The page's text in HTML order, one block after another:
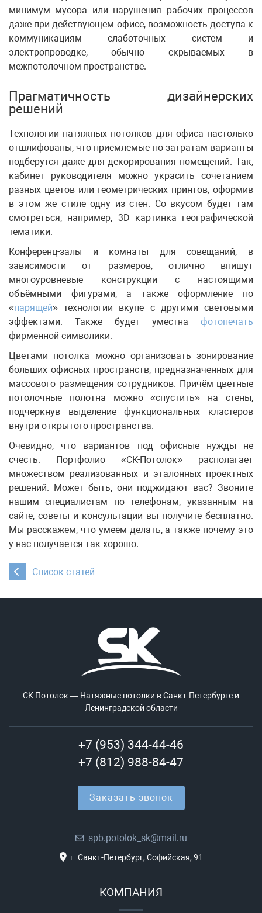
минимум мусора или нарушения рабочих процессов
даже при действующем офисе, возможность доступа к
коммуникациям слаботочных систем и
электропроводке, обычно скрываемых в
межпотолочном пространстве.
Прагматичность дизайнерских
решений
Технологии натяжных потолков для офиса настолько
отшлифованы, что приемлемые по затратам варианты
подберутся даже для декорирования помещений. Так,
кабинет руководителя можно украсить сочетанием
разных цветов или геометрических принтов, оформив
в этом же стиле одну из стен. Со вкусом будет там
смотреться, например, 3D картинка географической
тематики.
Конференц-залы и комнаты для совещаний, в
зависимости от размеров, отлично впишут
многоуровневые конструкции с настоящими
объёмными фигурами, а также оформление по
«парящей» технологии вкупе с другими световыми
эффектами. Также будет уместна фотопечать
фирменной символики.
Цветами потолка можно организовать зонирование
больших офисных пространств, предназначенных для
массового размещения сотрудников. Причём цветные
потолочные полотна можно «спустить» на стены,
подчеркнув выделение функциональных кластеров
внутри открытого пространства.
Очевидно, что вариантов под офисные нужды не
счесть. Портфолио «СК-Потолок» располагает
множеством реализованных и эталонных проектных
решений. Может быть, они поджидают вас? Звоните
нашим специалистам по телефонам, указанным на
сайте, советы и консультации вы получите бесплатно.
Мы расскажем, что умеем делать, а также почему это
у нас получается так хорошо.
Список статей
СК-Потолок — Натяжные потолки в Санкт-Петербурге и
Ленинградской области
+7 (953) 344-44-46
+7 (812) 988-84-47
Заказать звонок
spb.potolok_sk@mail.ru
г. Санкт-Петербург, Софийская, 91
КОМПАНИЯ